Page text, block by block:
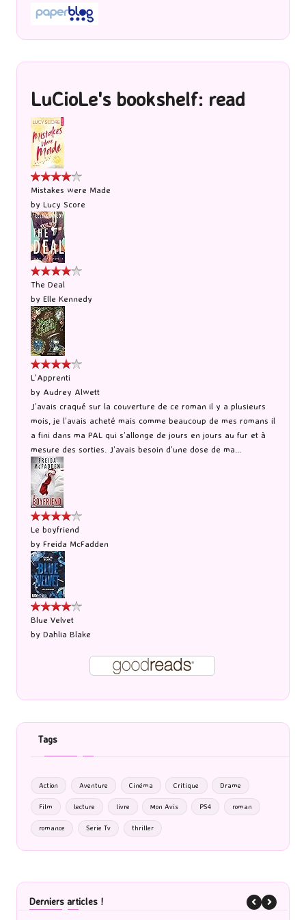
LuCioLe's bookshelf: read
Mistakes were Made
by Lucy Score
The Deal
by Elle Kennedy
L'Apprenti
by Audrey Alwett
J’avais craqué sur la couverture de ce roman il y a plusieurs
mois, je l’avais acheté mais comme beaucoup de mes romans il
a fini dans ma PAL qui s’allonge de jours en jours au fur et à
mesure des sorties. J’avais besoin d’une dose de ma...
Le boyfriend
by Freida McFadden
Blue Velvet
by Dahlia Blake
Tags
Action Aventure Cinéma Critique Drame
Film lecture livre Mon Avis PS4 roman
romance Serie Tv thriller
Derniers articles !